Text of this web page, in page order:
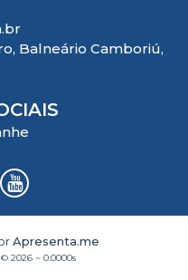
, Balneário Camboriú,
Apresenta.me
2026 ~ 0.0000s